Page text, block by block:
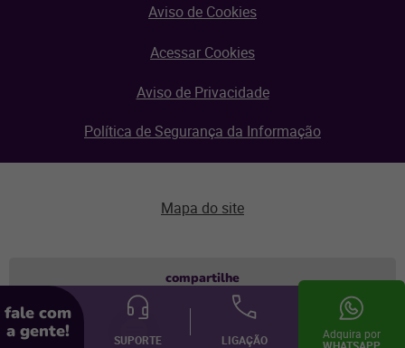
compartilhe
fale com
a gente!
SUPORTE LIGAÇÃO
Adquira por
Aviso de Cookies
Acessar Cookies
Aviso de Privacidade
Política de Segurança da Informação
© Linx 2026.
Todos os direitos reservados.
Mapa do site